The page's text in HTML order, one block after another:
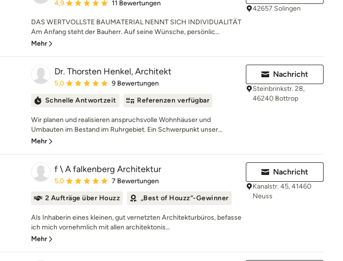
Durchschnittliche Bewertung: 4.9 von 5 Sternen
4,9 11 Bewertungen
DAS WERTVOLLSTE BAUMATERIAL NENNT SICH INDIVIDUALITÄT
Am Anfang steht der Bauherr. Auf seine Wünsche, persönlic...
Mehr
42657 Solingen
Dr. Thorsten Henkel, Architekt
Durchschnittliche Bewertung: 5 von 5 Sternen
5,0 9 Bewertungen
Schnelle Antwortzeit Referenzen verfügbar
Wir planen und realisieren anspruchsvolle Wohnhäuser und
Umbauten im Bestand im Ruhrgebiet. Ein Schwerpunkt unser...
Mehr
Nachricht
Steinbrinkstr. 28,
46240 Bottrop
f \ A falkenberg Architektur
Durchschnittliche Bewertung: 5 von 5 Sternen
5,0 7 Bewertungen
2 Aufträge über Houzz „Best of Houzz“-Gewinner
Als Inhaberin eines kleinen, gut vernetzten Architekturbüros, befasse
ich mich vornehmlich mit allen architektonis...
Mehr
Nachricht
Kanalstr. 45, 41460
Neuss